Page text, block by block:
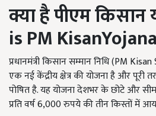
क्या है पीएम किसान
is PM
प्रधानमंत्री किसान सम्मान निधि (PM
एक नई केंद्रीय क्षेत्र की योजना है और पूरी
पोषित है. यह योजना देशभर के छोटे और
प्रति वर्ष 6,000 रुपये की तीन किस्तों में